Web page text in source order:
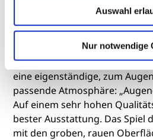
Auswahl
Nur notwendige
authentischen Materialien wie
klassischschlichten
neutralem Grau ein. Der
Material- und Farbkontrast
eine eigenständige, zum
passende Atmosphäre:
Auf einem sehr hohen
bester Ausstattung. Das Spiel
mit den groben, rauen